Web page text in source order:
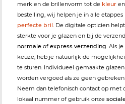
merk en de brillenvorm tot de kleur
bestelling, wij helpen je in alle
perfecte bril. De digitale opticien
sterkte voor je glazen en bij de
normale of express verzending. Als
keuze, heb je natuurlijk de
te sturen. Individueel gemaakte
worden vergoed als ze geen
Neem dan telefonisch contact op met
lokaal nummer of gebruik onze